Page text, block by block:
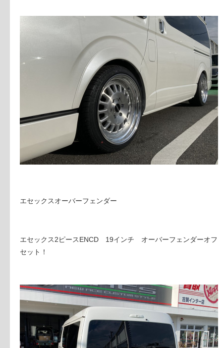
エセックスオーバーフェンダー
エセックス2ピースENCD 19インチ オーバーフェンダーオフ
セット！